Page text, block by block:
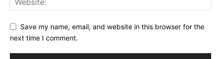
Save my name, email, and website in this browser for the
next time I comment.